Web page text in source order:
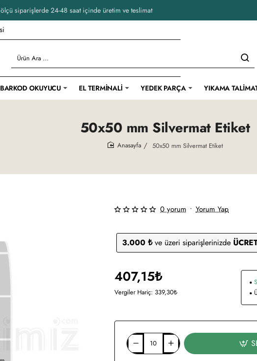
siparişlerde 24-48 saat içinde üretim ve teslimat
Ürün
Ara
...
BARKOD OKUYUCU EL TERMINALI YEDEK PARÇA YIKAMA
50x50 mm Silvermat Etiket
50x50 mm Silvermat Etiket
3.000 ₺ve üzeri siparişlerinizde
0 yorum • Yorum Yap
407,15₺
Vergiler Hariç: 339,30₺